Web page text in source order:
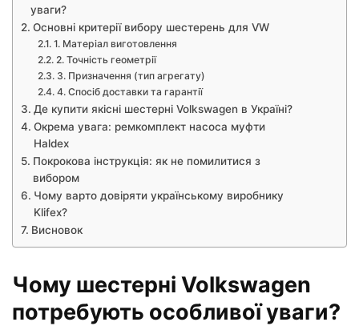
уваги?
Основні критерії вибору шестерень для VW
1. Матеріал виготовлення
2. Точність геометрії
3. Призначення (тип агрегату)
4. Спосіб доставки та гарантії
Де купити якісні шестерні Volkswagen в Україні?
Окрема увага: ремкомплект насоса муфти
Haldex
Покрокова інструкція: як не помилитися з
вибором
Чому варто довіряти українському виробнику
Klifex?
Висновок
Чому шестерні Volkswagen
потребують особливої уваги?